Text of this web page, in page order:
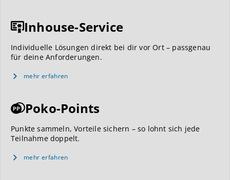
Inhouse-Service
Individuelle Lösungen direkt bei dir vor Ort – passgenau
für deine Anforderungen.
mehr erfahren
Poko-Points
Punkte sammeln, Vorteile sichern – so lohnt sich jede
Teilnahme doppelt.
mehr erfahren